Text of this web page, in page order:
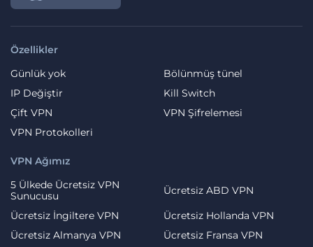
Özellikler
Günlük yok
Bölünmüş tünel
IP Değiştir
Kill Switch
Çift VPN
VPN Şifrelemesi
VPN Protokolleri
VPN Ağımız
5 Ülkede Ücretsiz VPN
Sunucusu
Ücretsiz ABD VPN
Ücretsiz İngiltere VPN
Ücretsiz Hollanda VPN
Ücretsiz Almanya VPN
Ücretsiz Fransa VPN